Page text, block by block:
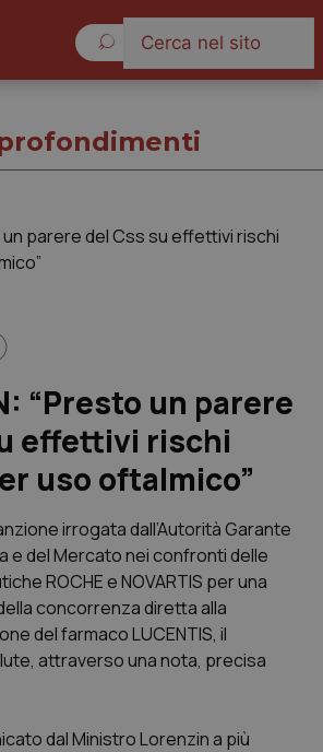
“Presto un parere
effettivi rischi
uso oftalmico”
irrogata dall’Autorità Garante
e del Mercato nei confronti delle
ROCHE e NOVARTIS per una
concorrenza diretta alla
del farmaco LUCENTIS, il
attraverso una nota, precisa
dal Ministro Lorenzin a più